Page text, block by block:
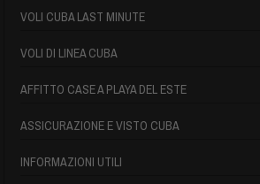
VOLI CUBA LAST MINUTE
VOLI DI LINEA CUBA
AFFITTO CASE A PLAYA DEL ESTE
ASSICURAZIONE E VISTO CUBA
INFORMAZIONI UTILI